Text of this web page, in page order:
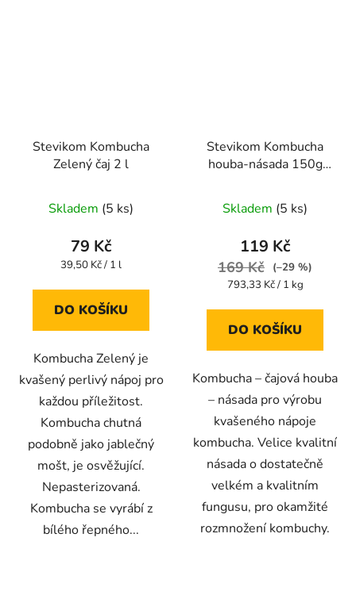
Stevikom Kombucha
Zelený čaj 2 l
hodnocení
produktu
je
z
Skladem (5 ks)
79 Kč
Měrná
39,50 Kč / 1 l
DO KOŠÍKU
Kombucha Zelený je
kvašený perlivý nápoj pro
každou příležitost.
Kombucha chutná
podobně jako jablečný
mošt, je osvěžující.
Nepasterizovaná.
Kombucha se vyrábí z
bílého řepného...
Stevikom Kombucha
houba-násada 150g
Stevikom 150 g
hodnocení
produktu
je
4,4
5
Skladem (5 ks)
119 Kč
169 Kč
(–29 %)
Měrná
793,33 Kč / 1 kg
DO KOŠÍKU
Kombucha – čajová houba
– násada pro výrobu
kvašeného nápoje
kombucha. Velice kvalitní
násada o dostatečně
velkém a kvalitním
fungusu, pro okamžité
rozmnožení kombuchy.